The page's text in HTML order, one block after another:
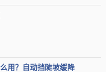
用？自动挡陡坡缓降